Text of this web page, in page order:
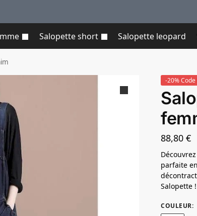
Salopette short Salopette leopard
-20%
88,80€
parfaite
Salopette !
COULEUR: